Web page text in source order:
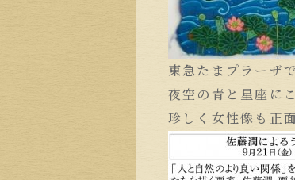
東急たまプラーザ
夜空の青と星座に
珍しく女性像も正